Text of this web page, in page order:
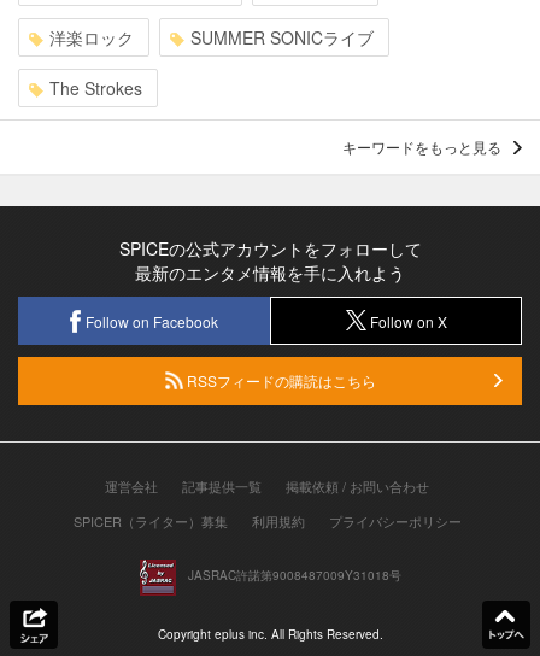
洋楽ロック SUMMER SONICライブ
The Strokes
キーワードをもっと見る
SPICEの公式アカウントをフォローして
最新のエンタメ情報を手に入れよう
Follow on Facebook Follow on X
RSSフィードの購読はこちら
運営会社 記事提供一覧
掲載依頼 / お問い合わせ
SPICER（ライター）募集
利用規約 プライバシーポリシー
JASRAC許諾第9008487009Y31018号
Copyright eplus inc. All Rights Reserved.